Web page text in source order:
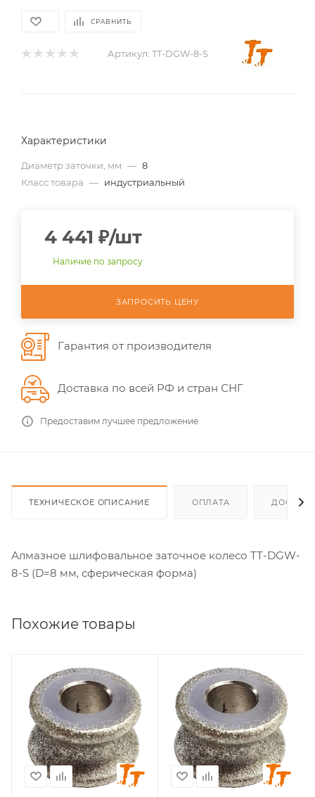
СРАВНИТЬ
Артикул: TT-DGW-8-S
Характеристики
Диаметр заточки, мм — 8
Класс товара — индустриальный
4 441 ₽/шт
Наличие по запросу
ЗАПРОСИТЬ ЦЕНУ
Гарантия от производителя
Доставка по всей РФ и стран СНГ
Предоставим лучшее предложение
ТЕХНИЧЕСКОЕ ОПИСАНИЕ ОПЛАТА
Алмазное шлифовальное заточное колесо ТТ-DGW-
8-S (D=8 мм, сферическая форма)
Похожие товары
Геометрия заточки
баллистика
Диаметр заточки, мм
Геометрия заточки
баллистика
Диаметр заточки, мм